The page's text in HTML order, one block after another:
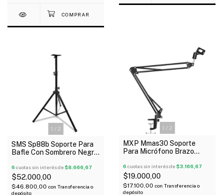
1 / 2
SMS Sp88b Soporte Para
Bafle Con Sombrero Negro
6 cuotas sin interés de$8.666,67
$52.000,00
$46.800,00 con Transferencia o
depósito
1 / 2
MXP Mmas30 Soporte
Para Micrófono Brazo
Streaming
6 cuotas sin interés de$3.166,67
$19.000,00
$17.100,00 con Transferencia o
depósito